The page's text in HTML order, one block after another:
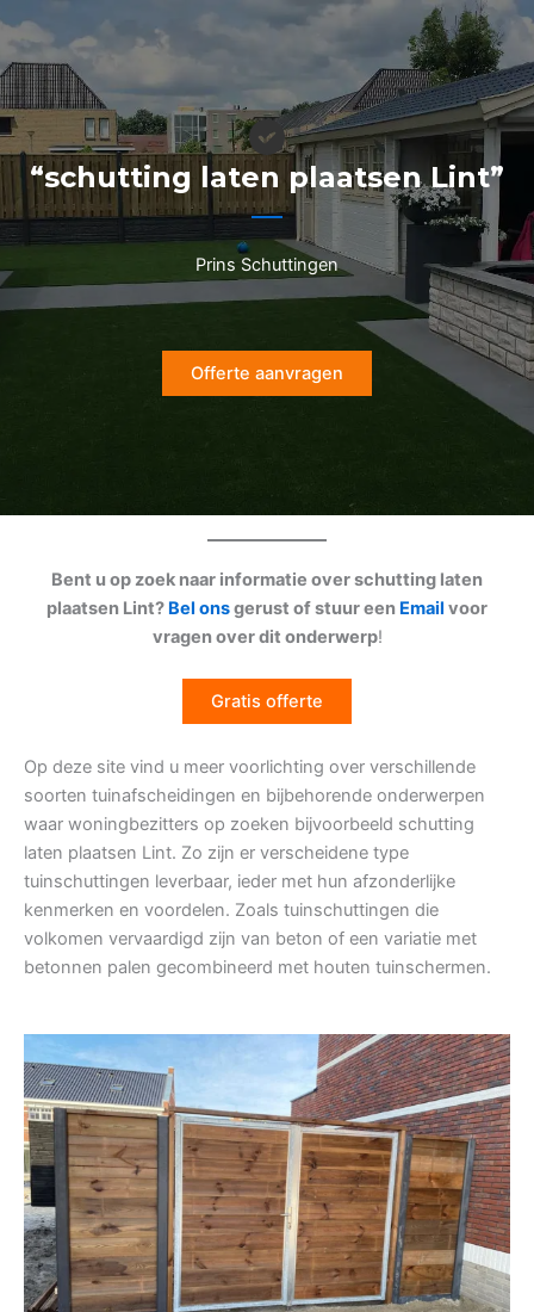
naar
de
inhoud
“schutting laten plaatsen Lint”
Prins Schuttingen
Offerte aanvragen
Bent u op zoek naar informatie over schutting laten
plaatsen Lint? Bel onsgerust of stuur een Email voor
vragen over dit onderwerp!
Gratis offerte
Op deze site vind u meer voorlichting over verschillende
soorten tuinafscheidingen en bijbehorende onderwerpen
waar woningbezitters op zoeken bijvoorbeeld schutting
laten plaatsen Lint. Zo zijn er verscheidene type
tuinschuttingen leverbaar, ieder met hun afzonderlijke
kenmerken en voordelen. Zoals tuinschuttingen die
volkomen vervaardigd zijn van beton of een variatie met
betonnen palen gecombineerd met houten tuinschermen.